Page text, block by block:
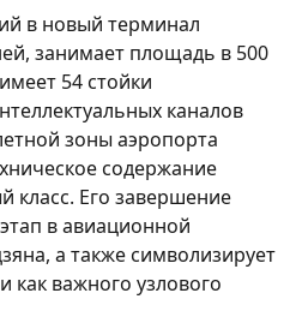
в новый терминал
занимает площадь в 500
54 стойки
каналов
зоны аэропорта
содержание
класс. Его завершение
в авиационной
а также символизирует
важного узлового